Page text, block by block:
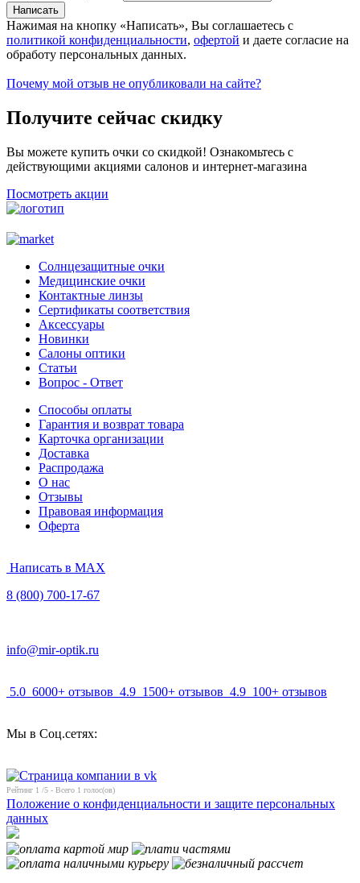
Нажимая на кнопку «Написать», Вы соглашаетесь с
политикой конфиденциальности, офертой и даете согласие на
обработу персональных данных.
Почему мой отзыв не опубликовали на сайте?
Получите сейчас скидку
Вы можете купить очки со скидкой! Ознакомьтесь с
действующими акциями салонов и интернет-магазина
Посмотреть акции
Солнцезащитные очки
Медицинские очки
Контактные линзы
Сертификаты соответствия
Аксессуары
Новинки
Салоны оптики
Статьи
Вопрос - Ответ
Способы оплаты
Гарантия и возврат товара
Карточка организации
Доставка
Распродажа
О нас
Отзывы
Правовая информация
Оферта
Написать в MAX
8 (800) 700-17-67
info@mir-optik.ru
5.0 6000+ отзывов 4.9 1500+ отзывов 4.9 100+ отзывов
Мы в Соц.сетях:
Рейтинг 1 /5 - Всего 1 голос(ов)
Положение о конфиденциальности и защите персональных
данных